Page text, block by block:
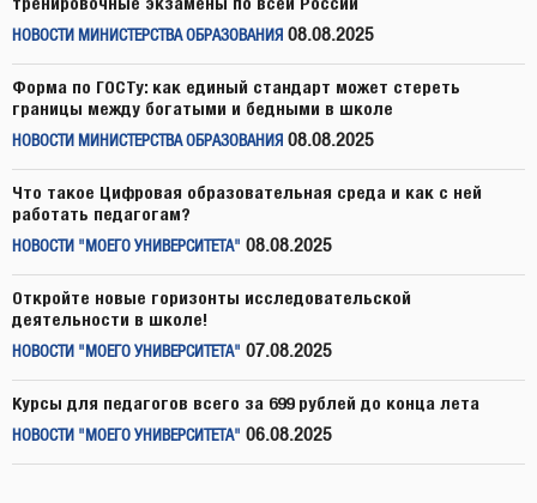
НОВОСТИ МИНИСТЕРСТВА ОБРАЗОВАНИЯ 08.08.2025
Форма по ГОСТу: как единый стандарт может стереть
границы между богатыми и бедными в школе
НОВОСТИ МИНИСТЕРСТВА ОБРАЗОВАНИЯ 08.08.2025
Что такое Цифровая образовательная среда и как с ней
работать педагогам?
НОВОСТИ "МОЕГО УНИВЕРСИТЕТА" 08.08.2025
Откройте новые горизонты исследовательской
деятельности в школе!
НОВОСТИ "МОЕГО УНИВЕРСИТЕТА" 07.08.2025
Курсы для педагогов всего за 699 рублей до конца лета
НОВОСТИ "МОЕГО УНИВЕРСИТЕТА" 06.08.2025